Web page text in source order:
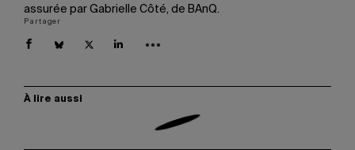
assurée par Gabrielle Côté, de BAnQ.
Partager
À lire aussi